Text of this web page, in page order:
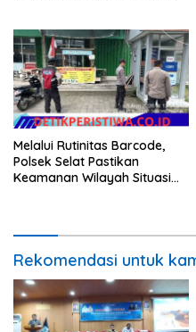
Melalui Rutinitas Barcode,
Polsek Selat Pastikan
Keamanan Wilayah Situasi
Rekomendasi untuk